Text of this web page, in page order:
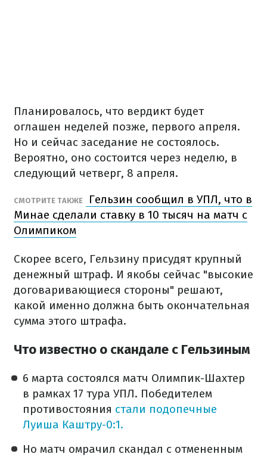
Планировалось, что вердикт будет
оглашен неделей позже, первого апреля.
Но и сейчас заседание не состоялось.
Вероятно, оно состоится через неделю, в
следующий четверг, 8 апреля.
СМОТРИТЕ ТАКЖЕ
Гельзин сообщил в УПЛ, что в
Минае сделали ставку в 10 тысяч на матч с
Олимпиком
Скорее всего, Гельзину присудят крупный
денежный штраф. И якобы сейчас "высокие
договаривающиеся стороны" решают,
какой именно должна быть окончательная
сумма этого штрафа.
Что известно о скандале с Гельзиным
6 марта состоялся матч Олимпик-Шахтер
в рамках 17 тура УПЛ. Победителем
противостояния стали подопечные
Луиша Каштру-0:1.
Но матч омрачил скандал с отмененным